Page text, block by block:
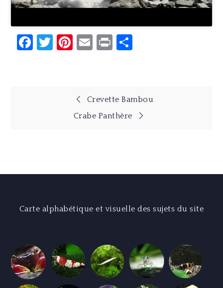
Facebook
Twitter
Pinterest
EmailPrint
NavigationCrevette Bambou
Crabe Panthère
Carte alphabétique et visuelle des sujets du site